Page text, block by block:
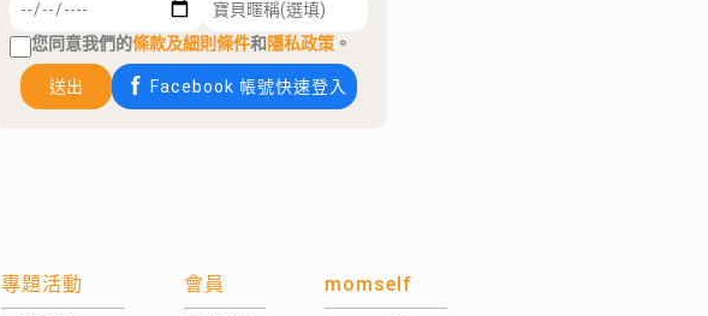
您同意我們的條款及細則條件和隱私政策 。
送出 Facebook 帳號快速登入
專題活動
會員
momself